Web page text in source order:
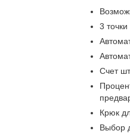
3
Счет
Крюк
Выбор